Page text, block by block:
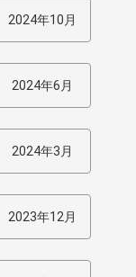
2024年10月
2024年6月
2024年3月
2023年12月